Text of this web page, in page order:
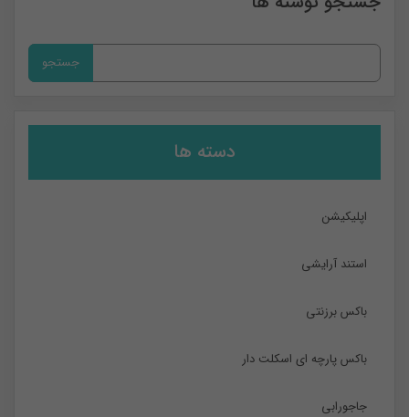
برای:
دسته ها
اپلیکیشن
استند آرایشی
باکس برزنتی
باکس پارچه ای اسکلت دار
جاجورابی